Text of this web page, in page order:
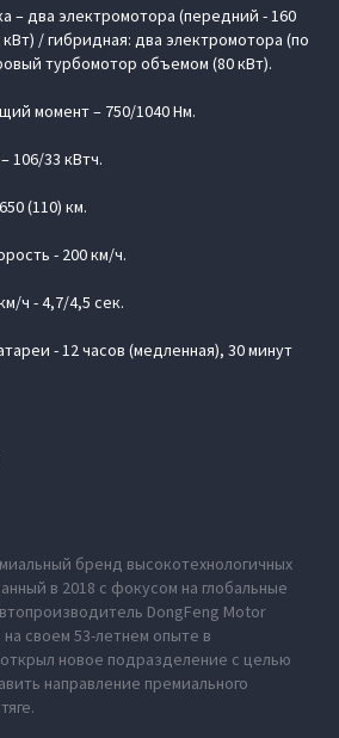
– два электромотора (передний - 160
/ гибридная: два электромотора (по
турбомотор объемом (80 кВт).
момент – 750/1040 Нм.
106/33 кВтч.
(110) км.
- 200 км/ч.
ч - 4,7/4,5 сек.
- 12 часов (медленная), 30 минут
бренд высокотехнологичных
в 2018 с фокусом на глобальные
DongFeng Motor
своем 53-летнем опыте в
новое подразделение с целью
направление премиального